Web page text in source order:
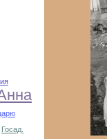
Госад.